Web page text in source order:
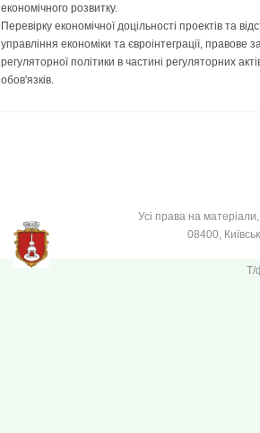
економічного розвитку.
Перевірку економічної доцільності проектів та
управління економіки та євроінтеграції,
регуляторної політики в частині регуляторних
обов'язків.
Усі права на
08400,